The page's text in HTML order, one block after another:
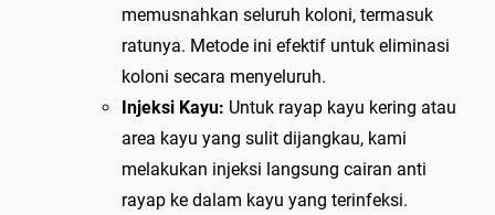
memusnahkan seluruh koloni, termasuk
ratunya. Metode ini efektif untuk eliminasi
koloni secara menyeluruh.
Injeksi Kayu: Untuk rayap kayu kering atau
area kayu yang sulit dijangkau, kami
melakukan injeksi langsung cairan anti
rayap ke dalam kayu yang terinfeksi.